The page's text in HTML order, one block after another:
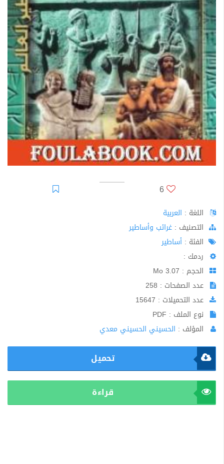
6
اللغة : العربية
اﻟﺘﺼﻨﻴﻒ : غرائب وأساطير
الفئة : أساطير
ردمك :
الحجم : 3.07 Mo
عدد الصفحات : 258
عدد التحميلات : 15647
نوع الملف : PDF
المؤلف : الحسيني الحسيني معدي
تحميل
قراءة